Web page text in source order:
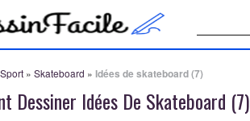
Sport » Skateboard » Idées de skateboard (7)
Dessiner Idées De Skateboard (7)